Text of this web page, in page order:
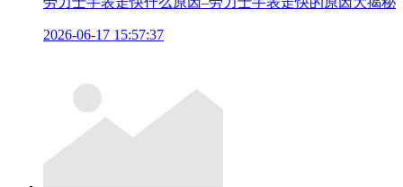
2026-06-17 15:57:37